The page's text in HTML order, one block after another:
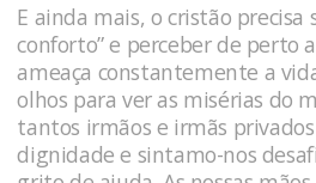
E ainda mais, o cristão precisa
conforto” e perceber de perto
ameaça constantemente a
olhos para ver as misérias do
tantos irmãos e irmãs
dignidade e sintamo-nos